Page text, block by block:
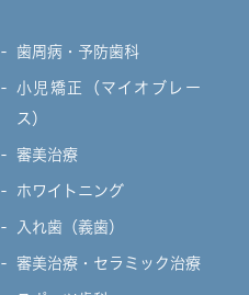
歯周病・予防歯科
小児矯正（マイオブレー
ス）
審美治療
ホワイトニング
入れ歯（義歯）
審美治療・セラミック治療